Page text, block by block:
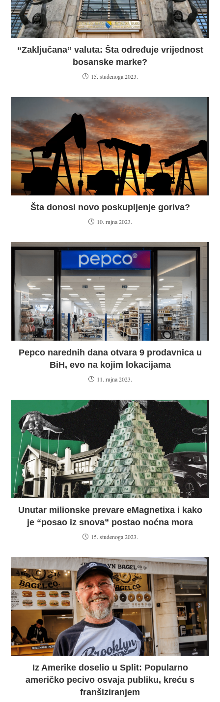
“Zaključana” valuta: Šta određuje vrijednost
bosanske marke?
15. studenoga 2023.
Šta donosi novo poskupljenje goriva?
10. rujna 2023.
Pepco narednih dana otvara 9 prodavnica u
BiH, evo na kojim lokacijama
11. rujna 2023.
Unutar milionske prevare eMagnetixa i kako
je “posao iz snova” postao noćna mora
15. studenoga 2023.
Iz Amerike doselio u Split: Popularno
američko pecivo osvaja publiku, kreću s
franšiziranjem